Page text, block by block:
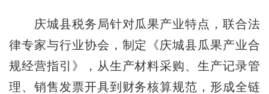
庆城县税务局针对瓜果产业特点，联合法
律专家与行业协会，制定《庆城县瓜果产业合
规经营指引》，从生产材料采购、生产记录管
理、销售发票开具到财务核算规范，形成全链